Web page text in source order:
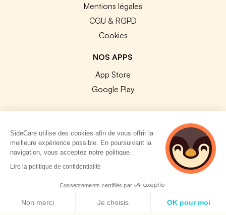
Mentions légales
CGU & RGPD
Cookies
NOS APPS
App Store
Google Play
© 2026 SideCare. Tous droits réservés.
SideCare utilise des cookies afin de vous offrir la
meilleure expérience possible. En poursuivant la
navigation, vous acceptez notre politique.
Lire la politique de confidentialité
Consentements certifiés par
Non merci Je choisis OK pour moi
4 personnes
consultent
actuellement cette